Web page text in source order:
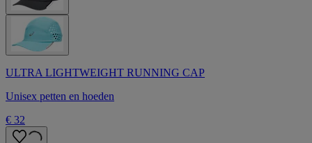
ULTRA LIGHTWEIGHT RUNNING CAP
Unisex petten en hoeden
€ 32